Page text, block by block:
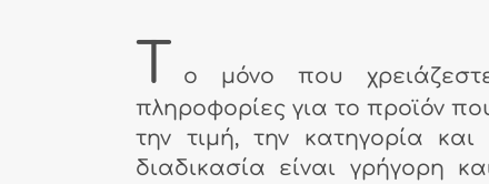
Τ ο μόνο που
πληροφορίες για το προϊόν
την τιμή, την κατηγορία
διαδικασία είναι γρήγορη